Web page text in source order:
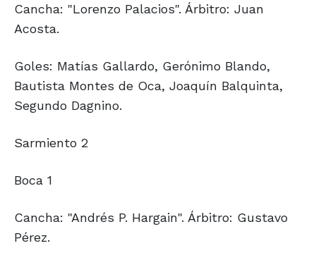
Cancha: "Lorenzo Palacios". Árbitro: Juan
Acosta.
Goles: Matías Gallardo, Gerónimo Blando,
Bautista Montes de Oca, Joaquín Balquinta,
Segundo Dagnino.
Sarmiento 2
Boca 1
Cancha: "Andrés P. Hargain". Árbitro: Gustavo
Pérez.